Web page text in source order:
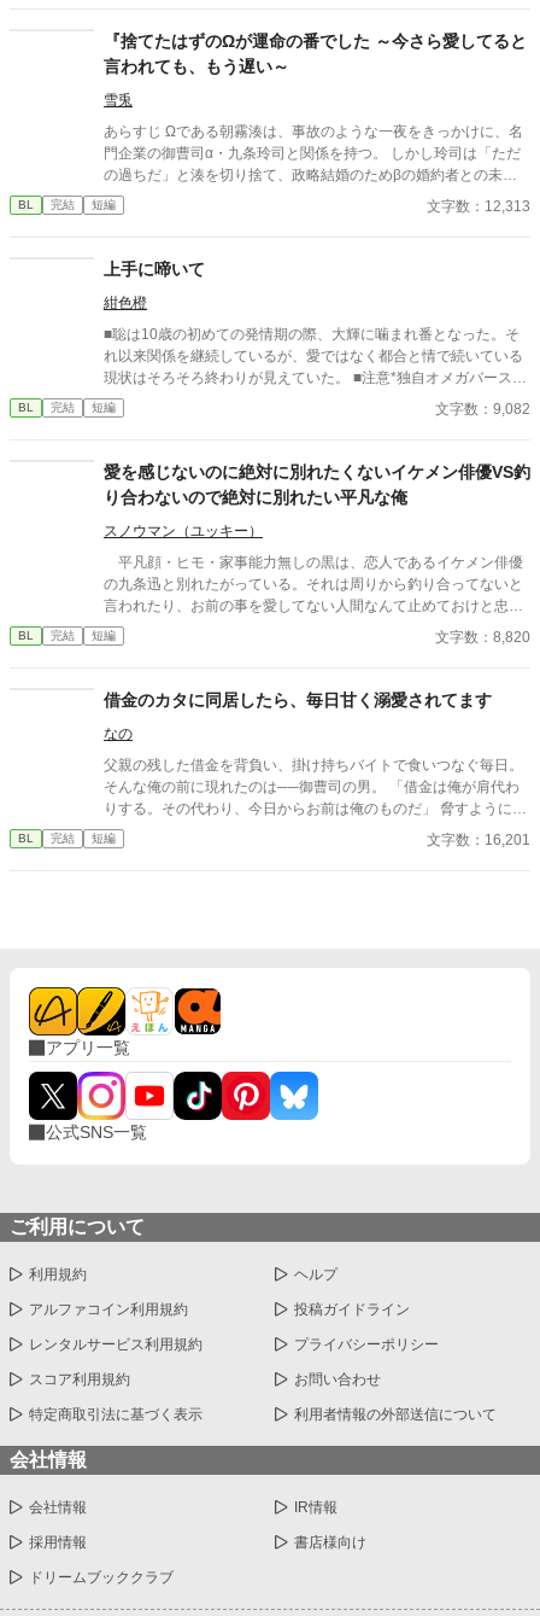
す。 「長い間、俺に従ってきたんだから、君を傷つけたりはしな
い。」 「結婚の日には招待状を送る。必ず来て、席につけよ。」
--- いくつかのコメントを拝見し、大変申し訳なく思っておりま
す。 私は現在日本語を勉強しており、この文章はAI作品ではあり
ませんが、 一部に翻訳ソフトを使用しています。 もし読んでくだ
さる中で日本語のおかしな点をご指摘いただけましたら、 本当に
ありがたく思います。
『捨てたはずのΩが運命の番でした ～今さら愛してると
言われても、もう遅い～
雪兎
あらすじ Ωである朝霧湊は、事故のような一夜をきっかけに、名
門企業の御曹司α・九条玲司と関係を持つ。 しかし玲司は「ただ
の過ちだ」と湊を切り捨て、政略結婚のためβの婚約者との未来
を選んだ。 深く傷ついた湊は、彼の前から姿を消す。 数か月後―
―。 湊の身体は、これまで誰も知らなかった希少な『遅咲きΩ』
たと知る。 「戻ってきてくれ」 今さら必死に追いかけてくる玲
司。 だが湊の隣には、自分を支え続けてくれた医師のα・神崎伊
織がいた。 「あなたは俺を捨てたでしょう」 後悔に苦しむα、執
着する第二のα、そして希少Ωを巡る陰謀。 もう二度と傷つきた
くないΩが最後に選ぶ相手とは――。 捨てた側の後悔と執着が加
速する、すれ違いオメガバースBL。
BL 完結 短編 文字数：12,313
上手に啼いて
紺色橙
■聡は10歳の初めての発情期の際、大輝に噛まれ番となった。そ
れ以来関係を継続しているが、愛ではなく都合と情で続いている
現状はそろそろ終わりが見えていた。 ■注意*独自オメガバース設
定。■『それは愛か本能か』と同じ世界設定です。関係は一切な
し。
BL 完結 短編 文字数：9,082
愛を感じないのに絶対に別れたくないイケメン俳優VS釣
り合わないので絶対に別れたい平凡な俺
スノウマン（ユッキー）
平凡顔・ヒモ・家事能力無しの黒は、恋人であるイケメン俳優
の九条迅と別れたがっている。それは周りから釣り合ってないと
言われたり、お前の事を愛してない人間なんて止めておけと忠告
されたからだ。だが何度黒が別れようとしても、迅は首を縦に振
らない。 迅の弟である疾風は、兄は黒の事を特別扱いしてると
BL 完結 短編 文字数：8,820
借金のカタに同居したら、毎日甘く溺愛されてます
なの
父親の残した借金を背負い、掛け持ちバイトで食いつなぐ毎日。
そんな俺の前に現れたのは──御曹司の男。 「借金は俺が肩代わ
りする。その代わり、今日からお前は俺のものだ」 脅すように言
ってきたくせに、実際はやたらと優しいし、甘すぎる……！ 高級
スイーツを買ってきたり、風邪をひけば看病してくれたり、これ
BL 完結 短編 文字数：16,201
アプリ一覧
公式SNS一覧
ご利用について
利用規約 ヘルプ
アルファコイン利用規約 投稿ガイドライン
レンタルサービス利用規約 プライバシーポリシー
スコア利用規約 お問い合わせ
特定商取引法に基づく表示 利用者情報の外部送信について
会社情報
会社情報 IR情報
採用情報 書店様向け
ドリームブッククラブ